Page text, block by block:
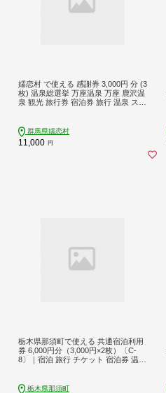
嬬恋村 で使える 感謝券 3,000円 分 (3
枚) 温泉総選挙 万座温泉 万座 鹿沢温
泉 観光 旅行券 宿泊券 旅行 温泉 スキ
軽井沢エリア 関東 3000円 クーポン
チケット 国内旅行 お泊り 日帰り 観
光地応援 [AO002tu]
群馬県嬬恋村
11,000 円
栃木県那須町で使える 共通宿泊利用
券 6,000円分（3,000円×2枚）〔C-
8〕｜宿泊 旅行 チケット 宿泊券 温泉
栃木県那須町